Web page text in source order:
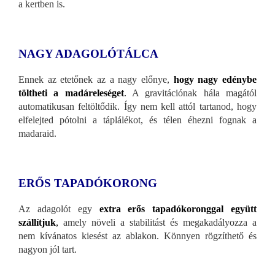
a kertben is.
NAGY ADAGOLÓTÁLCA
Ennek az etetőnek az a nagy előnye, hogy nagy edénybe
töltheti a madáreleséget. A gravitációnak hála magától
automatikusan feltöltődik. Így nem kell attól tartanod, hogy
elfelejted pótolni a táplálékot, és télen éhezni fognak a
madaraid.
ERŐS TAPADÓKORONG
Az adagolót egy extra erős tapadókoronggal együtt
szállítjuk, amely növeli a stabilitást és megakadályozza a
nem kívánatos kiesést az ablakon. Könnyen rögzíthető és
nagyon jól tart.